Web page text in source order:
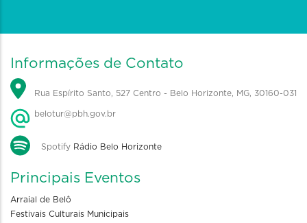
Informações de Contato
Rua Espírito Santo, 527 Centro - Belo Horizonte, MG, 30160-031
belotur@pbh.gov.br
Spotify Rádio Belo Horizonte
Principais Eventos
Arraial de Belô
Festivais Culturais Municipais